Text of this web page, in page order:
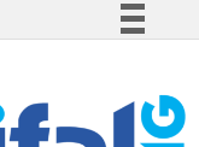
Participe